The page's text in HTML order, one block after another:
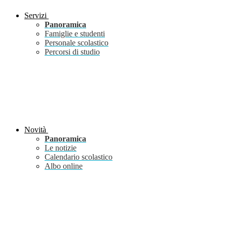
Servizi
Panoramica
Famiglie e studenti
Personale scolastico
Percorsi di studio
Novità
Panoramica
Le notizie
Calendario scolastico
Albo online